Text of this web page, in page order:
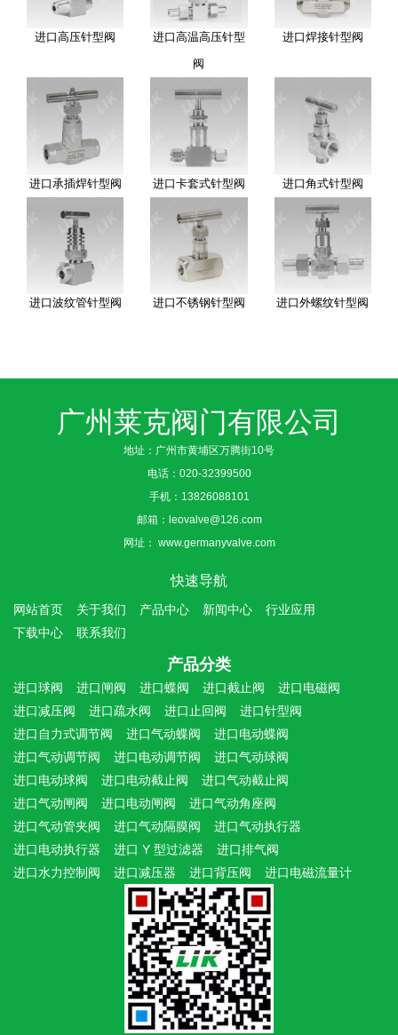
进口高压针型阀
进口高温高压针型
阀
进口焊接针型阀
进口承插焊针型阀 进口卡套式针型阀 进口角式针型阀
进口波纹管针型阀 进口不锈钢针型阀 进口外螺纹针型阀
广州莱克阀门有限公司
地址：广州市黄埔区万腾街10号
电话： 020-32399500
手机： 13826088101
邮箱： leovalve@126.com
网址： www.germanyvalve.com
快速导航
网站首页 关于我们 产品中心 新闻中心
行业应用
下载中心
联系我们
产品分类
进口球阀 进口闸阀 进口蝶阀 进口截止阀
进口电磁阀
进口减压阀
进口疏水阀 进口止回阀
进口针型阀
进口自力式调节阀
进口气动蝶阀
进口电动蝶阀
进口气动调节阀
进口电动调节阀
进口气动球阀
进口电动球阀
进口电动截止阀
进口气动截止阀
进口气动闸阀
进口电动闸阀
进口气动角座阀
进口气动管夹阀
进口气动隔膜阀
进口气动执行器
进口电动执行器
进口 Y 型过滤器
进口排气阀
进口水力控制阀
进口减压器 进口背压阀 进口电磁流量计